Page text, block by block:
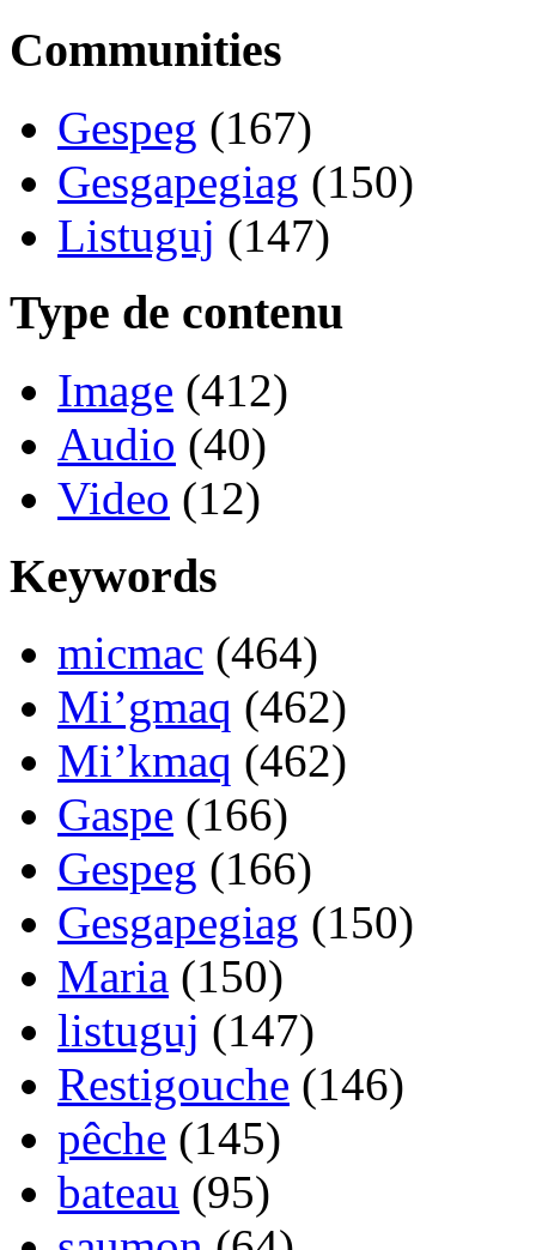
Communities
Gespeg (167)
Gesgapegiag (150)
Listuguj (147)
Type de contenu
Image (412)
Audio (40)
Video (12)
Keywords
micmac (464)
Mi’gmaq (462)
Mi’kmaq (462)
Gaspe (166)
Gespeg (166)
Gesgapegiag (150)
Maria (150)
listuguj (147)
Restigouche (146)
pêche (145)
bateau (95)